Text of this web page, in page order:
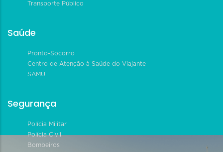
Transporte Público
Saúde
Pronto-Socorro
Centro de Atenção à Saúde do Viajante
SAMU
Segurança
Polícia Militar
Polícia Civil
Bombeiros